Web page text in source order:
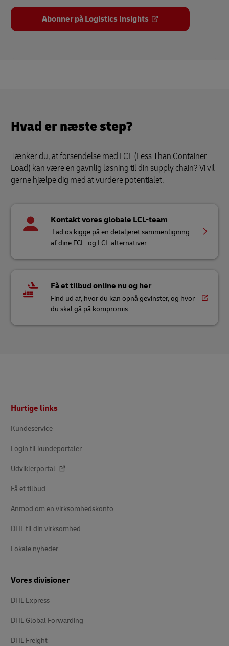
Abonner på Logistics Insights
Hvad er næste step?
Tænker du, at forsendelse med LCL (Less Than Container
Load) kan være en gavnlig løsning til din supply chain? Vi vil
gerne hjælpe dig med at vurdere potentialet.
Kontakt vores globale LCL-team
Lad os kigge på en detaljeret sammenligning
af dine FCL- og LCL-alternativer
Få et tilbud online nu og her
Find ud af, hvor du kan opnå gevinster, og hvor
du skal gå på kompromis
Hurtige links
Kundeservice
Login til kundeportaler
Udviklerportal
Få et tilbud
Anmod om en virksomhedskonto
DHL til din virksomhed
Lokale nyheder
Vores divisioner
DHL Express
DHL Global Forwarding
DHL Freight